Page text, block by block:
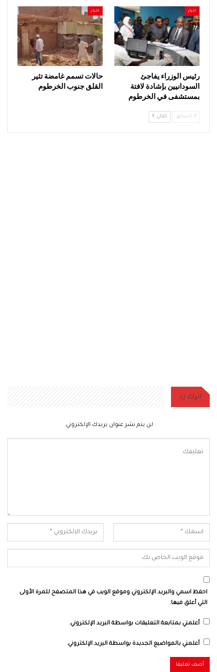
اخبار
رئيس الوزراء يفاجئ
السودانيين بإشادة لافتة
بمستشفى في الخرطوم
اخبار
حالات تسمم غامضة تثير
القلق جنوب الخرطوم
السابق التالي
اترك رد
لن يتم نشر عنوان بريدك الإلكتروني.
احفظ اسمي والبريد الإلكتروني وموقع الويب في هذا المتصفح للمرة الأولى
التي أعلق فيها.
أعلمني بمتابعة التعليقات بواسطة البريد الإلكتروني.
أعلمني بالمواضيع الجديدة بواسطة البريد الإلكتروني.